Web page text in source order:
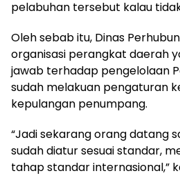
pelabuhan tersebut kalau
Oleh sebab itu, Dinas
organisasi perangkat daerah
jawab terhadap pengelolaan
sudah melakuan pengaturan
kepulangan penumpang.
“Jadi sekarang orang datang
sudah diatur sesuai standar,
tahap standar internasional,”